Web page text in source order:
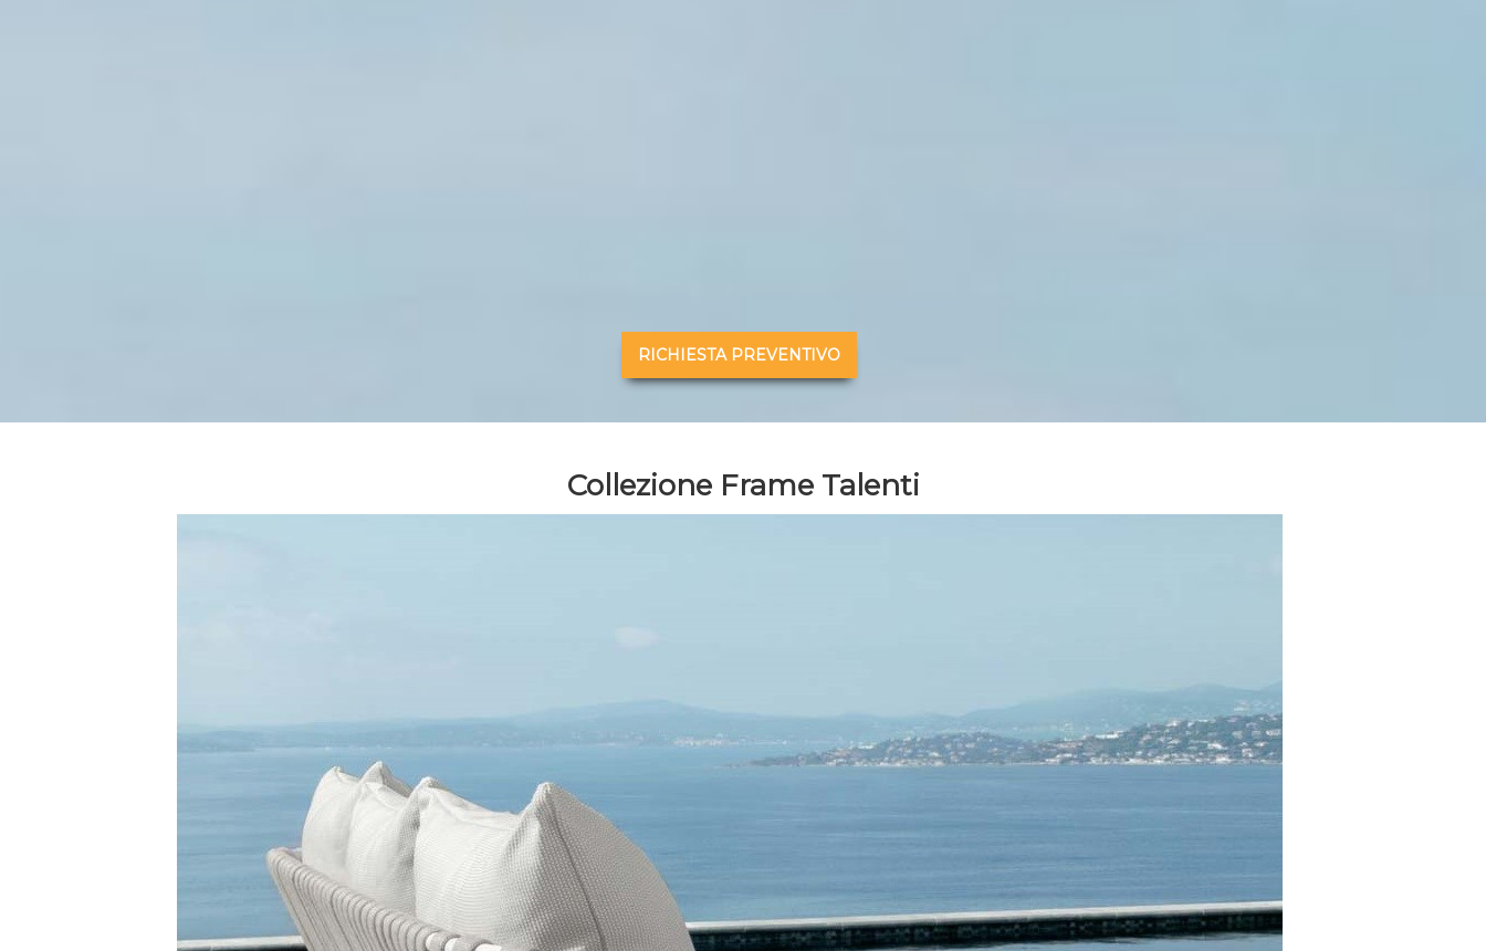
RICHIESTA PREVENTIVO
Collezione Frame Talenti